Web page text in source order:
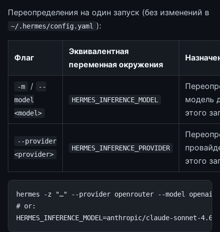
Переопределения на один запуск (без изменений в
~/.hermes/config.yaml ):
Флаг
Эквивалентная
переменная окружения
-m /
--
model
<model>
HERMES_INFERENCE_MODEL
модель
этого
--provider
<provider>
HERMES_INFERENCE_PROVIDER
этого
hermes -z "…" --provider openrouter
--model
# or:
HERMES_INFERENCE_MODEL =anthropic/claude-sonnet-4.6